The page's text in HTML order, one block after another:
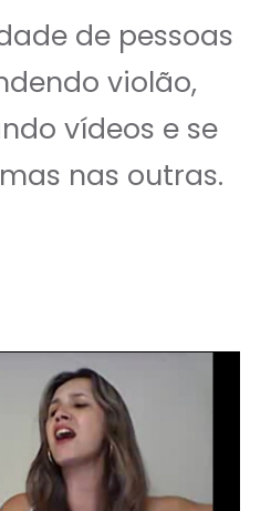
de pessoas
violão,
vídeos e se
nas outras.